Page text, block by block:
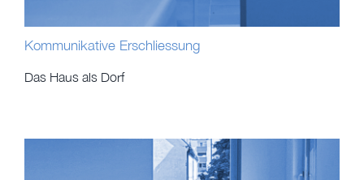
Kommunikative Erschliessung
Das Haus als Dorf